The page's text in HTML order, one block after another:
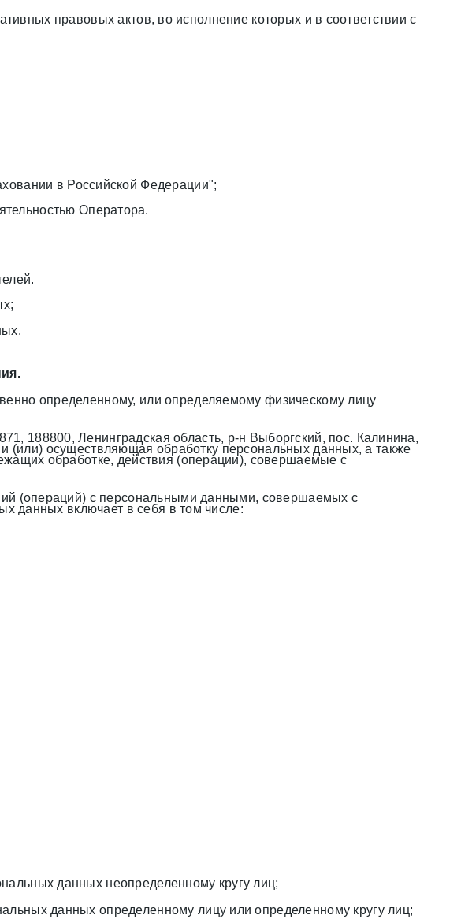
правовых актов, во исполнение которых и в соответствии с
в Российской Федерации";
Оператора.
определенному, или определяемому физическому лицу
Ленинградская область, р-н Выборгский, пос. Калинина,
(или) осуществляющая обработку персональных данных, а также
обработке, действия (операции), совершаемые с
(операций) с персональными данными, совершаемых с
данных включает в себя в том числе:
данных неопределенному кругу лиц;
данных определенному лицу или определенному кругу лиц;